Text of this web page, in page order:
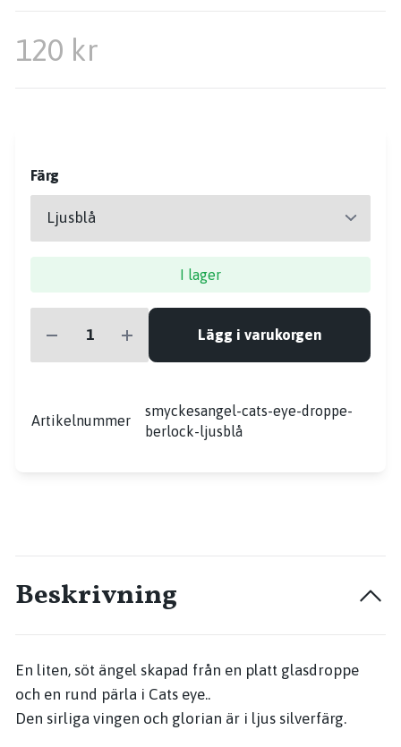
120 kr
Färg
I lager
Lägg i varukorgen
Artikelnummer
smyckesangel-cats-eye-droppe-
berlock-ljusblå
Beskrivning
En liten, söt ängel skapad från en platt glasdroppe
och en rund pärla i Cats eye..
Den sirliga vingen och glorian är i ljus silverfärg.